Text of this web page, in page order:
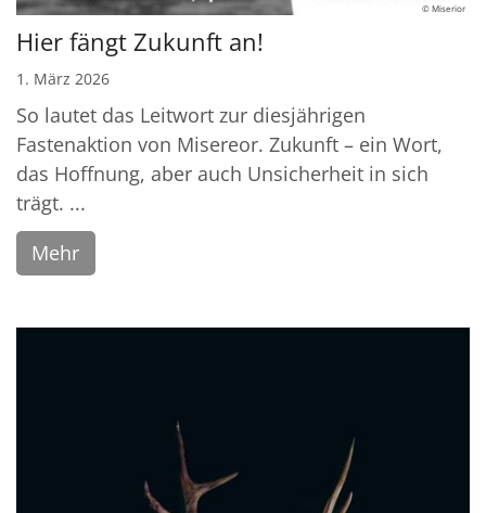
© Miserior
Hier fängt Zukunft an!
1. März 2026
So lautet das Leitwort zur diesjährigen
Fastenaktion von Misereor. Zukunft – ein Wort,
das Hoffnung, aber auch Unsicherheit in sich
trägt. ...
Mehr